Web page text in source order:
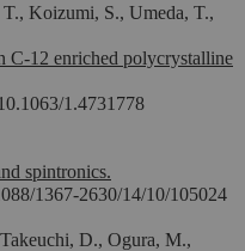
Koizumi, S., Umeda, T.,
C-12 enriched polycrystalline
1.4731778
spintronics.
1367-2630/14/10/105024
D., Ogura, M.,